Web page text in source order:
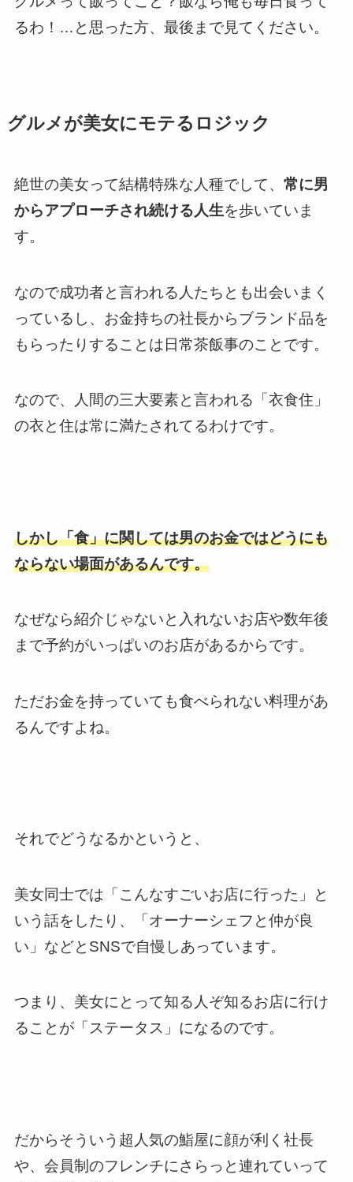
るわ！…と思った方、最後まで見てください。
グルメが美女にモテるロジック
絶世の美女って結構特殊な人種でして、 常に男
からアプローチされ続ける人生を歩いていま
す。
なので成功者と言われる人たちとも出会いまく
っているし、お金持ちの社長からブランド品を
もらったりすることは日常茶飯事のことです。
なので、人間の三大要素と言われる「衣食住」
の衣と住は常に満たされてるわけです。
しかし「食」に関しては男のお金ではどうにも
ならない場面があるんです。
なぜなら紹介じゃないと入れないお店や数年後
まで予約がいっぱいのお店があるからです。
ただお金を持っていても食べられない料理があ
るんですよね。
それでどうなるかというと、
美女同士では「こんなすごいお店に行った」と
いう話をしたり、「オーナーシェフと仲が良
い」などとSNSで自慢しあっています。
つまり、美女にとって知る人ぞ知るお店に行け
ることが「ステータス」になるのです。
だからそういう超人気の鮨屋に顔が利く社長
や、会員制のフレンチにさらっと連れていって